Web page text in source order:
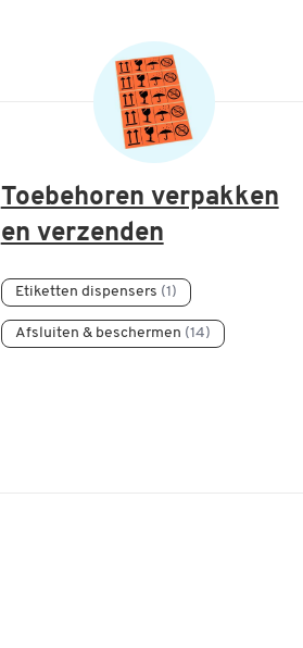
Toebehoren verpakken
en verzenden
Etiketten dispensers (1)
Afsluiten & beschermen (14)